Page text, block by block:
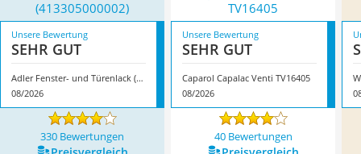
(413305000002)
TV16405
Unsere Bewertung
SEHR GUT
Adler Fenster- und Türenlack (413305000002)
08/2026
Unsere Bewertung
SEHR GUT
Caparol Capalac Venti TV16405
08/2026
330 Bewertungen 40 Bewertungen